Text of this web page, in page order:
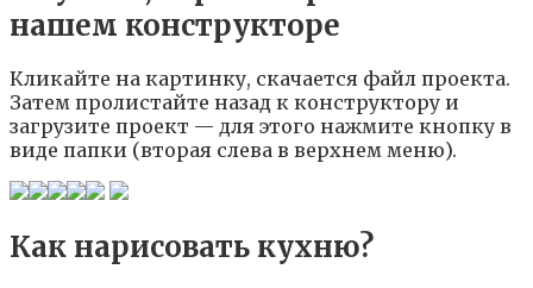
нашем конструкторе
Кликайте на картинку, скачается файл проекта.
Затем пролистайте назад к конструктору и
загрузите проект — для этого нажмите кнопку в
виде папки (вторая слева в верхнем меню).
Как нарисовать кухню?